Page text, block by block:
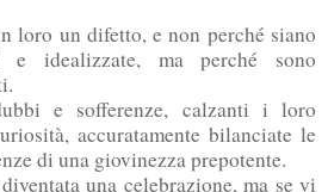
loro un difetto, e non perché siano
e idealizzate, ma perché sono
e sofferenze, calzanti i loro
accuratamente bilanciate le
di una giovinezza prepotente.
una celebrazione, ma se vi